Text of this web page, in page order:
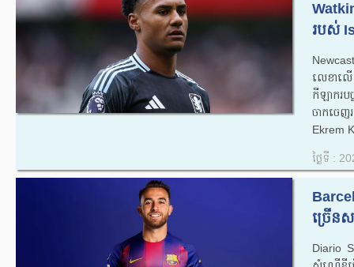
របស់
លេខាល
កីឡាករប
ចាកចេ
Ekrem
ថ្ងៃទី :
ច្រើន
Diario